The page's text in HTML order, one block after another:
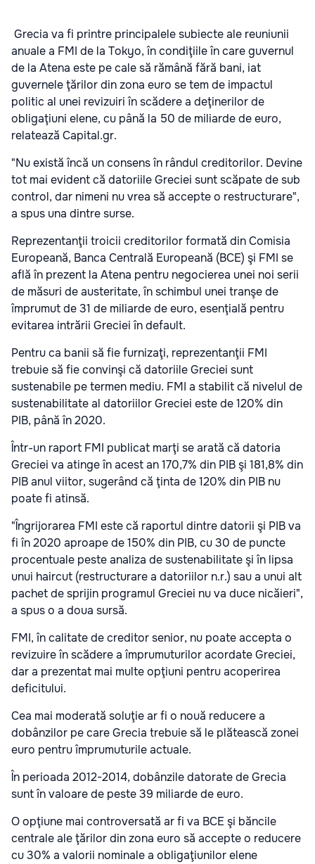
Grecia va fi printre principalele subiecte ale reuniunii
anuale a FMI de la Tokyo, în condiţiile în care guvernul
de la Atena este pe cale să rămână fără bani, iat
guvernele ţărilor din zona euro se tem de impactul
politic al unei revizuiri în scădere a deţinerilor de
obligaţiuni elene, cu până la 50 de miliarde de euro,
relatează Capital.gr.
"Nu există încă un consens în rândul creditorilor. Devine
tot mai evident că datoriile Greciei sunt scăpate de sub
control, dar nimeni nu vrea să accepte o restructurare",
a spus una dintre surse.
Reprezentanţii troicii creditorilor formată din Comisia
Europeană, Banca Centrală Europeană (BCE) şi FMI se
află în prezent la Atena pentru negocierea unei noi serii
de măsuri de austeritate, în schimbul unei tranşe de
împrumut de 31 de miliarde de euro, esenţială pentru
evitarea intrării Greciei în default.
Pentru ca banii să fie furnizaţi, reprezentanţii FMI
trebuie să fie convinşi că datoriile Greciei sunt
sustenabile pe termen mediu. FMI a stabilit că nivelul de
sustenabilitate al datoriilor Greciei este de 120% din
PIB, până în 2020.
Într-un raport FMI publicat marţi se arată că datoria
Greciei va atinge în acest an 170,7% din PIB şi 181,8% din
PIB anul viitor, sugerând că ţinta de 120% din PIB nu
poate fi atinsă.
"Îngrijorarea FMI este că raportul dintre datorii şi PIB va
fi în 2020 aproape de 150% din PIB, cu 30 de puncte
procentuale peste analiza de sustenabilitate şi în lipsa
unui haircut (restructurare a datoriilor n.r.) sau a unui alt
pachet de sprijin programul Greciei nu va duce nicăieri",
a spus o a doua sursă.
FMI, în calitate de creditor senior, nu poate accepta o
revizuire în scădere a împrumuturilor acordate Greciei,
dar a prezentat mai multe opţiuni pentru acoperirea
deficitului.
Cea mai moderată soluţie ar fi o nouă reducere a
dobânzilor pe care Grecia trebuie să le plătească zonei
euro pentru împrumuturile actuale.
În perioada 2012-2014, dobânzile datorate de Grecia
sunt în valoare de peste 39 miliarde de euro.
O opţiune mai controversată ar fi va BCE şi băncile
centrale ale ţărilor din zona euro să accepte o reducere
cu 30% a valorii nominale a obligaţiunilor elene